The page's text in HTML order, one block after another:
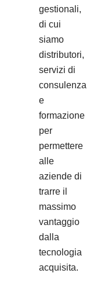
gestionali,
di cui
siamo
distributori,
servizi di
consulenza
e
formazione
per
permettere
alle
aziende di
trarre il
massimo
vantaggio
dalla
tecnologia
acquisita.